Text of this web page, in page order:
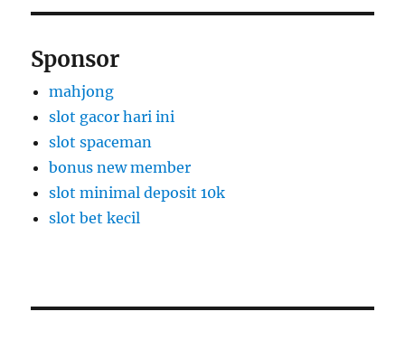
Sponsor
mahjong
slot gacor hari ini
slot spaceman
bonus new member
slot minimal deposit 10k
slot bet kecil